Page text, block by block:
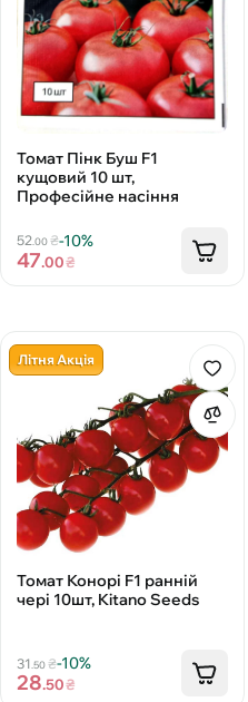
Томат Пінк Буш F1
кущовий 10 шт,
Професійне насіння
52.00₴-10%
47.00₴
Літня Акція
Томат Конорі F1 ранній
чері 10шт, Kitano Seeds
31 .50₴-10%
28.50₴